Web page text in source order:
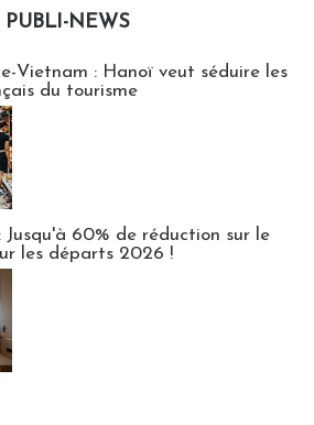
PUBLI-NEWS
Vietnam : Hanoï veut séduire les
du tourisme
Jusqu'à 60% de réduction sur le
les départs 2026 !